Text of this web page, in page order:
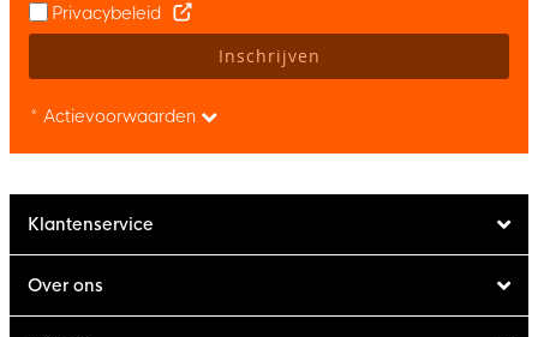
Privacybeleid
Inschrijven
* Actievoorwaarden
Klantenservice
Over ons